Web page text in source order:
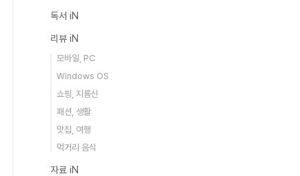
독서 iN
리뷰 iN
모바일, PC
Windows OS
쇼핑, 지름신
패션, 생활
맛집, 여행
먹거리 음식
자료 iN